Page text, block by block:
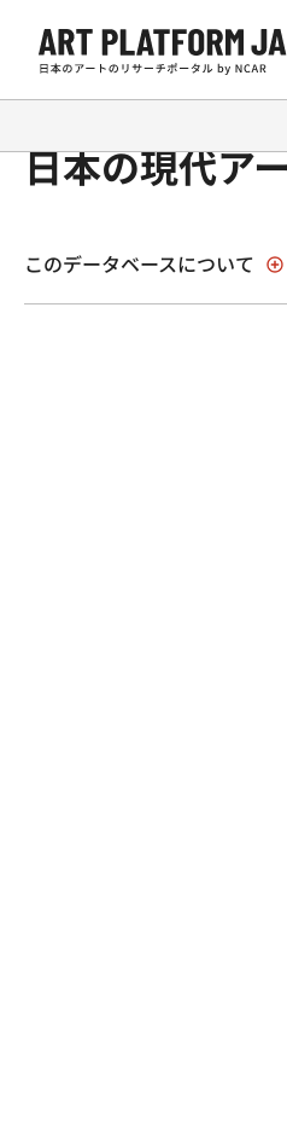
日本の現代ア
このデータベースについて